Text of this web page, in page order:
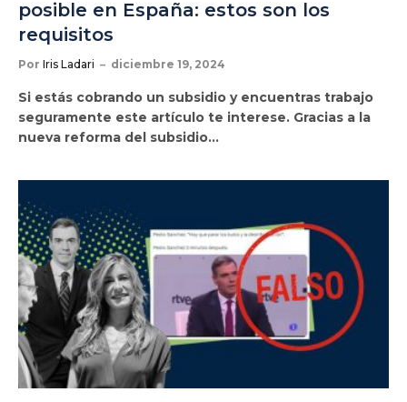
posible en España: estos son los
requisitos
Por Iris Ladari diciembre 19, 2024
Si estás cobrando un subsidio y encuentras trabajo
seguramente este artículo te interese. Gracias a la
nueva reforma del subsidio…